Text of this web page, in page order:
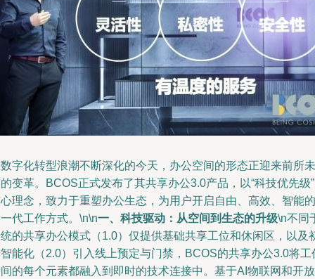
字化转型浪潮不断深化的今天，办公空间的形态正迎来前所未
变革。BCOS正式发布了其共享办公3.0产品，以“科技优先级
理念，致力于重塑办公生态，为用户开启自由、高效、智能的
代工作方式。\n\n一、科技驱动：从空间到生态的升级\n不同
的共享办公模式（1.0）仅提供基础共享工位和休闲区，以及
能化（2.0）引入线上预定与门禁，BCOS的共享办公3.0将工
的每个元素都融入到即时的技术连接中。基于AI物联网和开放